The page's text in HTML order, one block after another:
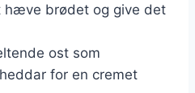
hæve brødet og give det
ost som
for en cremet